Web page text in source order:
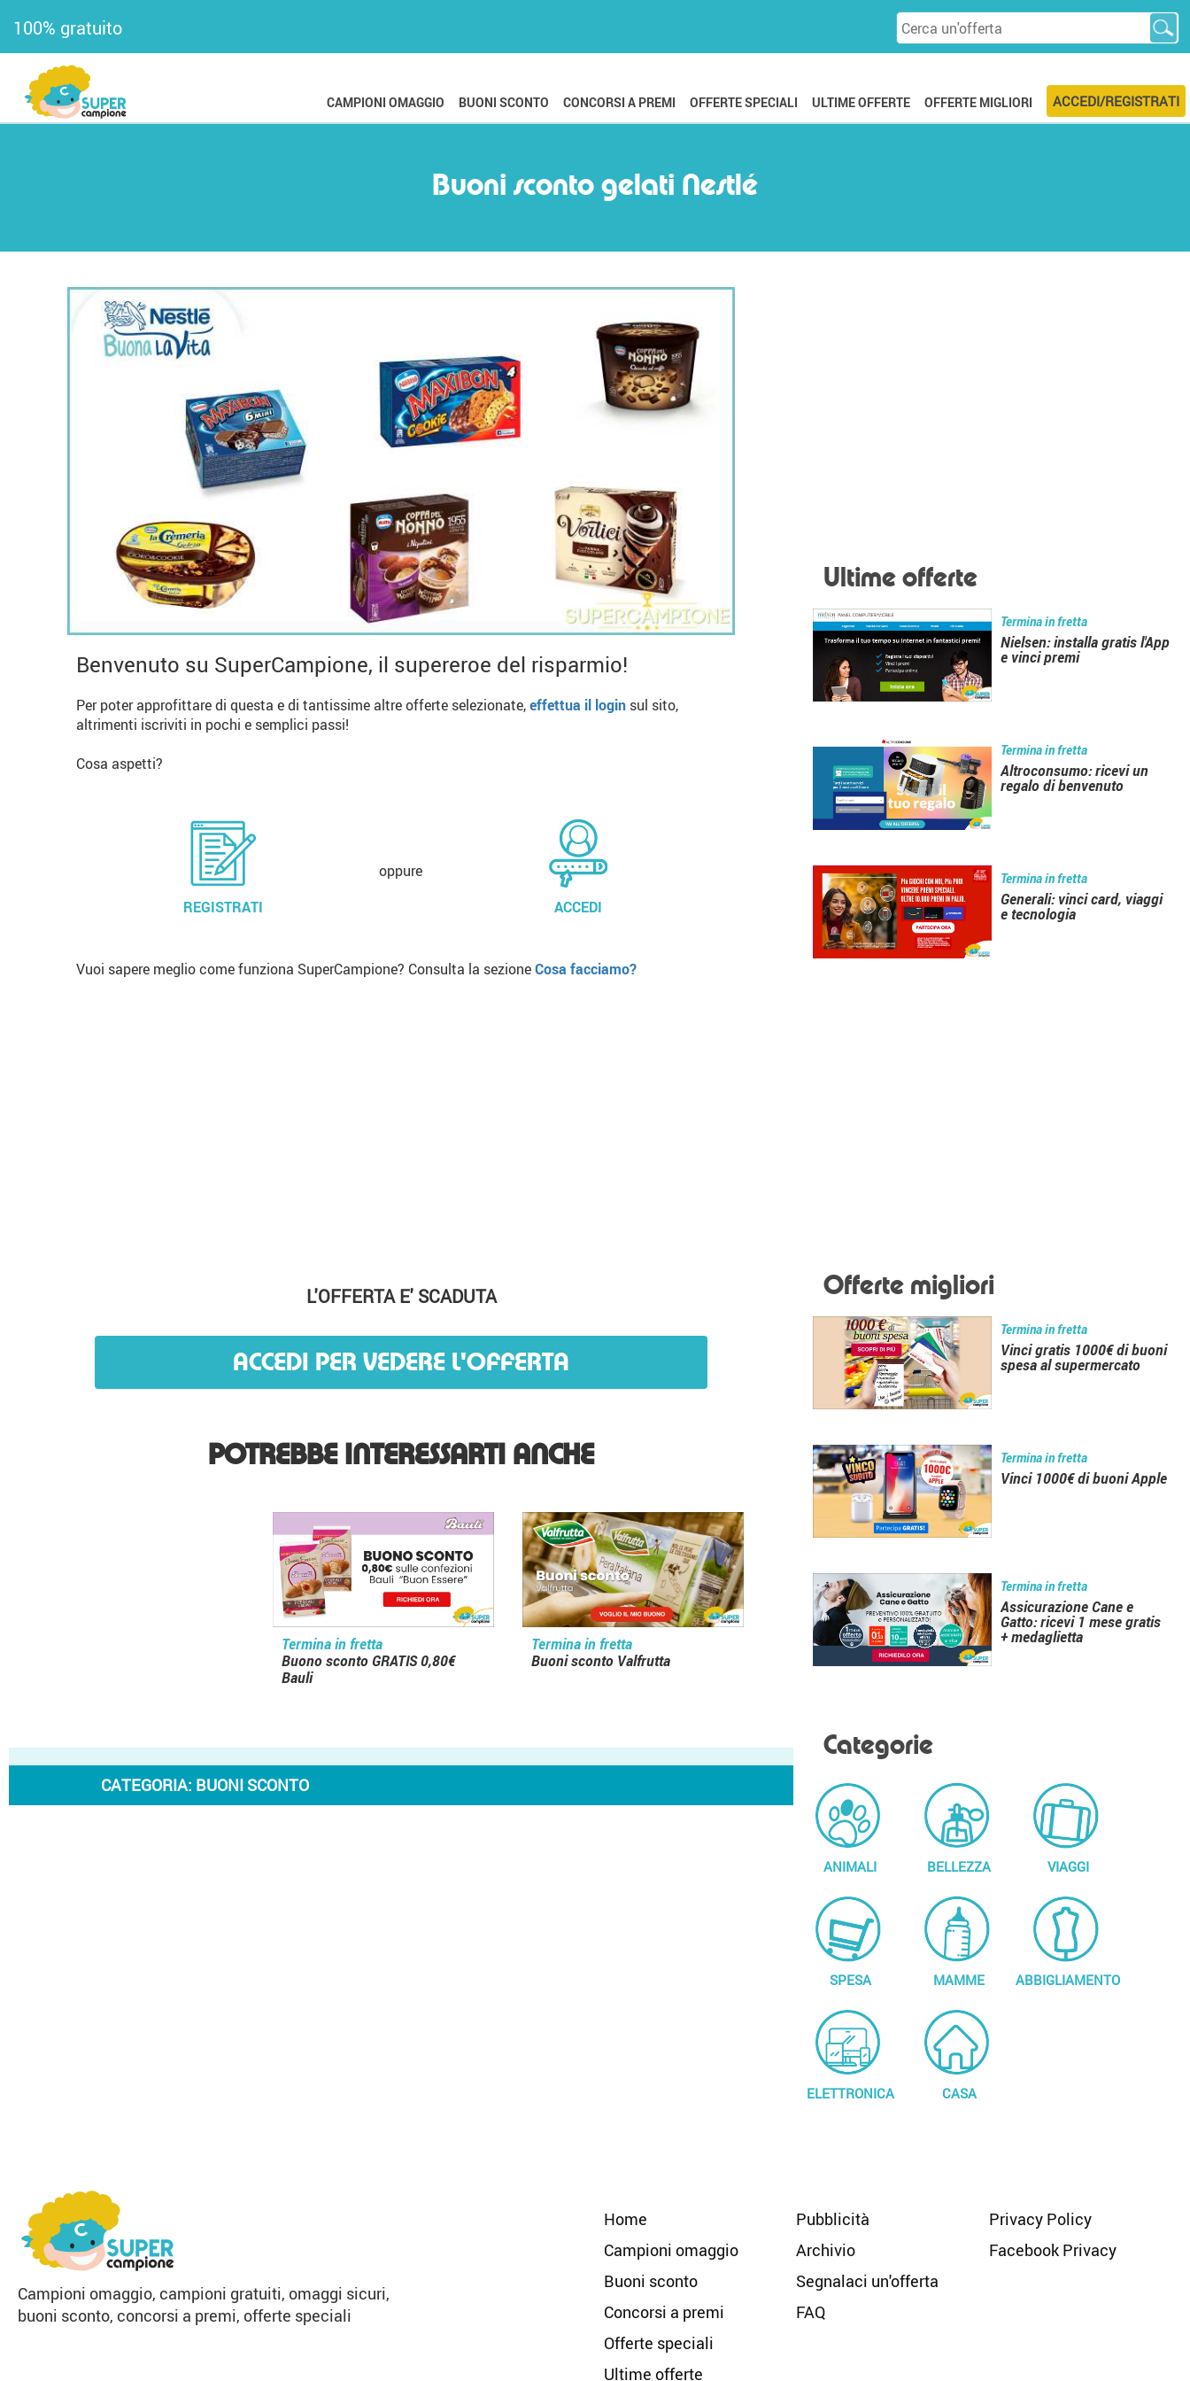
100% gratuito
ACCEDI/REGISTRATI
ULTIME OFFERTE OFFERTE MIGLIORI
CAMPIONI OMAGGIO BUONI SCONTO CONCORSI A PREMI OFFERTE SPECIALI
Buoni sconto gelati Nestlé
Benvenuto su SuperCampione, il supereroe del risparmio!
Per poter approfittare di questa e di tantissime altre offerte selezionate,effettua il login sul sito,
altrimenti iscriviti in pochi e semplici passi!
Cosa aspetti?
REGISTRATI
oppure
ACCEDI
Vuoi sapere meglio come funziona SuperCampione? Consulta la sezioneCosa facciamo?
L'OFFERTA E' SCADUTA
ACCEDI PER VEDERE L'OFFERTA
POTREBBE INTERESSARTI ANCHE
Termina in fretta
Buono sconto GRATIS 0,80€
Bauli
Termina in fretta
Buoni sconto Valfrutta
CATEGORIA: BUONI SCONTO
Ultime offerte
Termina in fretta
Nielsen: installa gratis l'App
e vinci premi
Termina in fretta
Altroconsumo: ricevi un
regalo di benvenuto
Termina in fretta
Generali: vinci card, viaggi
e tecnologia
Offerte migliori
Termina in fretta
Vinci gratis 1000€ di buoni
spesa al supermercato
Termina in fretta
Vinci 1000€ di buoni Apple
Termina in fretta
Assicurazione Cane e
Gatto: ricevi 1 mese gratis
+ medaglietta
Categorie
ANIMALI BELLEZZA VIAGGI
SPESA MAMME ABBIGLIAMENTO
ELETTRONICA CASA
Campioni omaggio, campioni gratuiti, omaggi sicuri,
buoni sconto, concorsi a premi, offerte speciali
Home
Campioni omaggio
Buoni sconto
Concorsi a premi
Offerte speciali
Ultime offerte
Pubblicità
Archivio
Segnalaci un'offerta
FAQ
Privacy Policy
Facebook Privacy